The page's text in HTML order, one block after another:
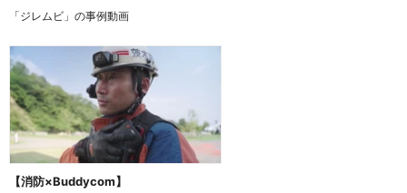
「ジレムビ」の事例動画
【消防×Buddycom】